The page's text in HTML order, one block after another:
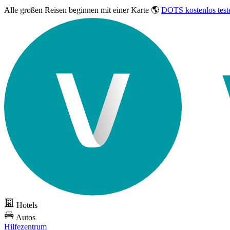
Alle großen Reisen beginnen mit einer Karte 🌎 DOTS kostenlos
Hotels
Autos
Hilfezentrum